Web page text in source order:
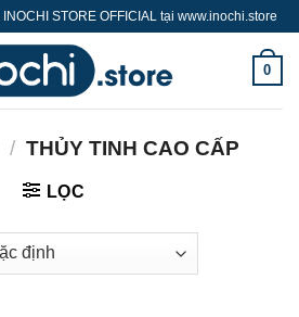
INOCHI STORE OFFICIAL tại www.inochi.store
0
/ THỦY TINH CAO CẤP
LỌC